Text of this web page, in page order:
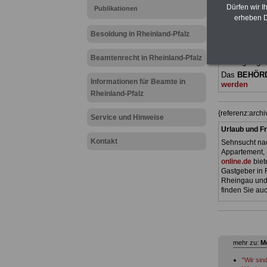
Publikationen
Besoldung in Rheinland-Pfalz
Beamtenrecht in Rheinland-Pfalz
Informationen für Beamte in
Rheinland-Pfalz
Service und Hinweise
Kontakt
(Bund/
Ländern.
Das
werden
Urlaub und
Sehnsucht
Appartement,
online.de
Gastgeber in
Rheingau
finden Sie
mehr zu:
"Wir
Dürfen wir
erheben